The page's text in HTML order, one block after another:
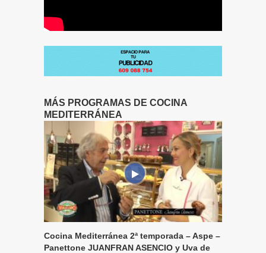
MÁS PROGRAMAS DE COCINA
MEDITERRÁNEA
Cocina Mediterránea 2ª temporada – Aspe –
Panettone JUANFRAN ASENCIO y Uva de